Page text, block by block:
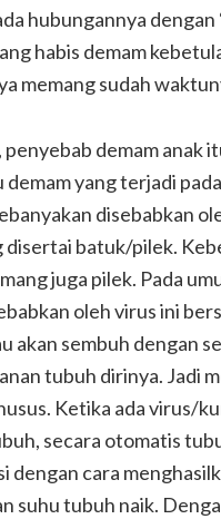
hubungannya dengan
habis demam
memang sudah
demam anak
demam yang terjadi pada
disebabkan
disertai batuk/pilek.
juga pilek. Pada
oleh virus ini
akan sembuh dengan
tubuh dirinya. Jadi
Ketika ada virus/
secara otomatis
dengan cara
suhu tubuh naik.